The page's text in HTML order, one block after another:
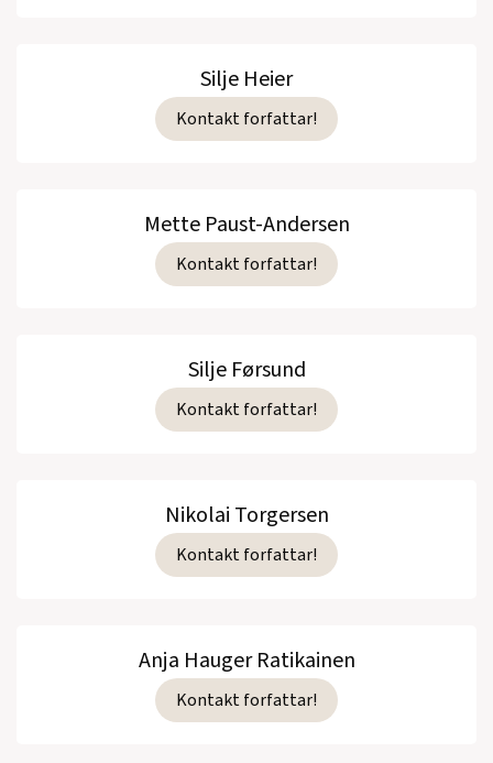
Silje Heier
Kontakt forfattar!
Mette Paust-Andersen
Kontakt forfattar!
Silje Førsund
Kontakt forfattar!
Nikolai Torgersen
Kontakt forfattar!
Anja Hauger Ratikainen
Kontakt forfattar!